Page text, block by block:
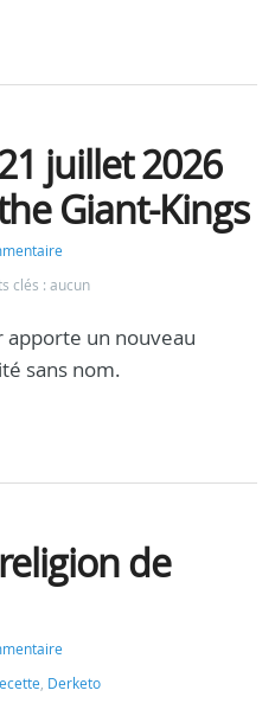
juillet 2026
Giant-Kings
clés : aucun
apporte un nouveau
sans nom.
de
, Derketo